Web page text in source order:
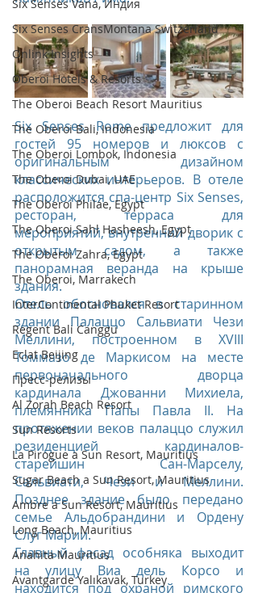
Six Senses Vana, Индия
Six Senses CransMontana Switzerland
Onlink Insights
Oberoi Hotels & Resorts
The Oberoi Beach Resort Mauritius
The Oberoi Bali, Indonesia
The Oberoi Lombok, Indonesia
The Oberoi Dubai, UAE
The Oberoi Philae, Egypt
The Oberoi Sahl Hasheesh, Egypt
The Oberoi Zahra, Egypt
The Oberoi, Marrakech
InterContinental Phuket Resort
Regent Bali Canggu
Eclat Beijing
Пресс-релизы
Al Zorah Beach Resort
Sun Resorts
La Pirogue a Sun Resort, Mauritius
Sugar Beach a Sun Resort, Mauritius
Ambre a Sun Resort, Mauritius
Long Beach, Mauritius
Anahita Mauritius
Avantgarde Yalıkavak, Turkey
Six Senses Rome предложит для
гостей 95 номеров и люксов с
оригинальным дизайном
классических интерьеров. В отеле
расположится спа-центр Six Senses,
ресторан, терраса для
мероприятий, внутренний дворик с
открытым садом, а также
панорамная веранда на крыше
здания.
Отель обосновался в старинном
здании Палаццо Сальвиати Чези
Меллини, построенном в XVIII
Томмазо де Маркисом на месте
первоначального дворца
кардинала Джованни Михиела,
племянника Папы Павла II. На
протяжении веков палаццо служил
резиденцией кардиналов-
старейшин Сан-Марселу,
Сальвиати, Чези и Меллини.
Позднее здание было передано
семье Альдобрандини и Ордену
Слуг Марии.
Главный фасад особняка выходит
на улицу Виа дель Корсо и
находится под охраной римского